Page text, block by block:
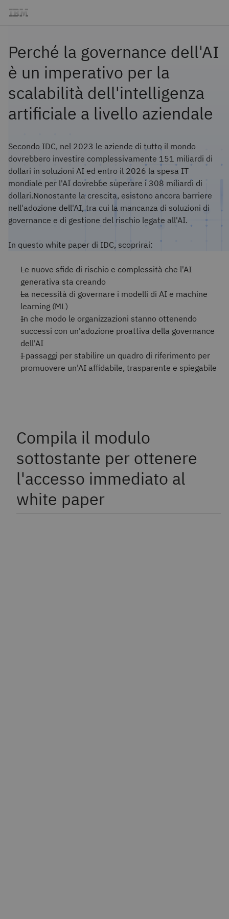
Perché la governance dell'AI
è un imperativo per la
scalabilità dell'intelligenza
artificiale a livello aziendale
Secondo IDC, nel 2023 le aziende di tutto il mondo
dovrebbero investire complessivamente 151 miliardi di
dollari in soluzioni AI ed entro il 2026 la spesa IT
mondiale per l'AI dovrebbe superare i 308 miliardi di
dollari.Nonostante la crescita, esistono ancora barriere
nell'adozione dell'AI, tra cui la mancanza di soluzioni di
governance e di gestione del rischio legate all'AI.
In questo white paper di IDC, scoprirai:
Le nuove sfide di rischio e complessità che l'AI
generativa sta creando
La necessità di governare i modelli di AI e machine
learning (ML)
In che modo le organizzazioni stanno ottenendo
successi con un'adozione proattiva della governance
dell'AI
I passaggi per stabilire un quadro di riferimento per
promuovere un'AI affidabile, trasparente e spiegabile
Compila il modulo
sottostante per ottenere
l'accesso immediato al
white paper